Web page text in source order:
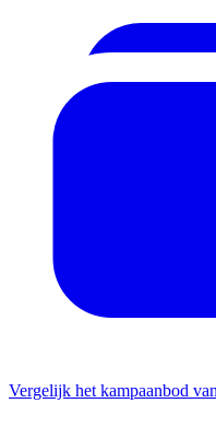
Vergelijk het kampaanbod